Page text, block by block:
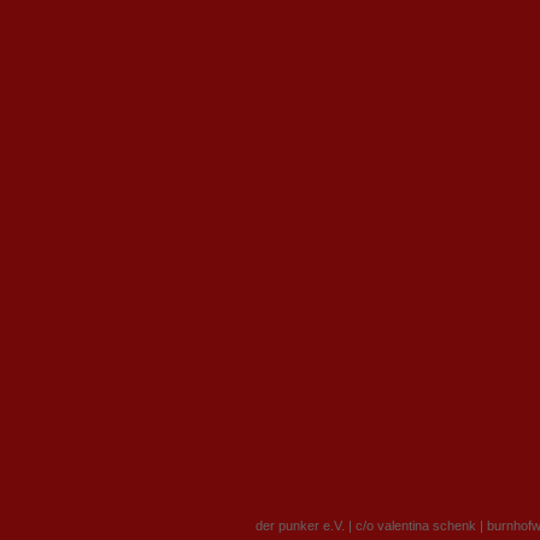
der punker e.V. | c/o valentina schenk |